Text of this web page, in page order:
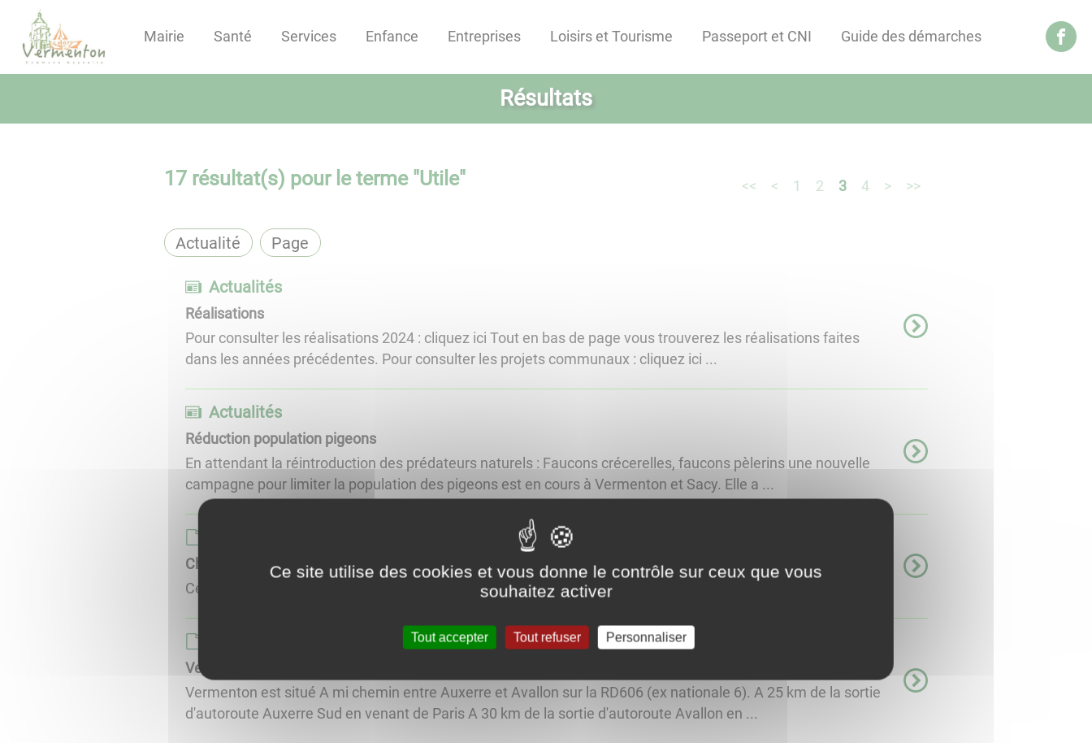
d'accès
rapide
au
d'accès
rapide
au
d'accès
rapide
à
d'accès
rapide
au
Mairie Santé Services Enfance Entreprises Loisirs et Tourisme Passeport et CNI Guide des démarches
Résultats
17résultat(s) pour le terme "Utile" << < 1 2 3 4 > >>
Actualité Page
Actualités
Réalisations
Pour consulter les réalisations 2024 : cliquez ici Tout en bas de page vous trouverez les réalisations faites
dans les années précédentes. Pour consulter les projets communaux : cliquez ici ...
Actualités
Réduction population pigeons
En attendant la réintroduction des prédateurs naturels : Faucons crécerelles, faucons pèlerins une nouvelle
campagne pour limiter la population des pigeons est en cours à Vermenton et Sacy. Elle a ...
Chasse et pêche
Cette page répertorie : la liste des associations en lien avec la chasse et la pêche les plans de chasse ...
Venir à Vermenton
Vermenton est situé A mi chemin entre Auxerre et Avallon sur la RD606 (ex nationale 6). A 25 km de la sortie
d'autoroute Auxerre Sud en venant de Paris A 30 km de la sortie d'autoroute Avallon en ...
Panneau de gestion des cookies
Ce site utilise des cookies et vous donne le contrôle sur ceux que vous
souhaitez activer
Tout accepter Tout refuser Personnaliser